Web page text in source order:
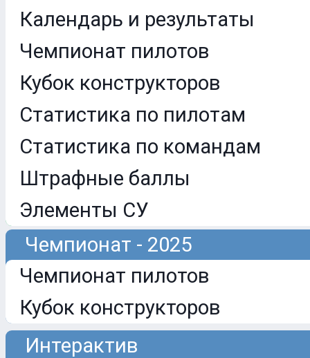
Календарь и результаты
Чемпионат пилотов
Кубок конструкторов
Статистика по пилотам
Статистика по командам
Штрафные баллы
Элементы СУ
Чемпионат - 2025
Чемпионат пилотов
Кубок конструкторов
Интерактив